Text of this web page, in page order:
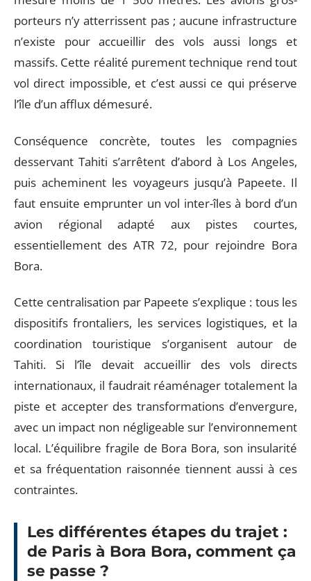
porteurs n’y atterrissent pas ; aucune infrastructure
n’existe pour accueillir des vols aussi longs et
massifs. Cette réalité purement technique rend tout
vol direct impossible, et c’est aussi ce qui préserve
l’île d’un afflux démesuré.
Conséquence concrète, toutes les compagnies
desservant Tahiti s’arrêtent d’abord à Los Angeles,
puis acheminent les voyageurs jusqu’à Papeete. Il
faut ensuite emprunter un vol inter-îles à bord d’un
avion régional adapté aux pistes courtes,
essentiellement des ATR 72, pour rejoindre Bora
Bora.
Cette centralisation par Papeete s’explique : tous les
dispositifs frontaliers, les services logistiques, et la
coordination touristique s’organisent autour de
Tahiti. Si l’île devait accueillir des vols directs
internationaux, il faudrait réaménager totalement la
piste et accepter des transformations d’envergure,
avec un impact non négligeable sur l’environnement
local. L’équilibre fragile de Bora Bora, son insularité
et sa fréquentation raisonnée tiennent aussi à ces
contraintes.
Les différentes étapes du trajet :
de Paris à Bora Bora, comment ça
se passe ?